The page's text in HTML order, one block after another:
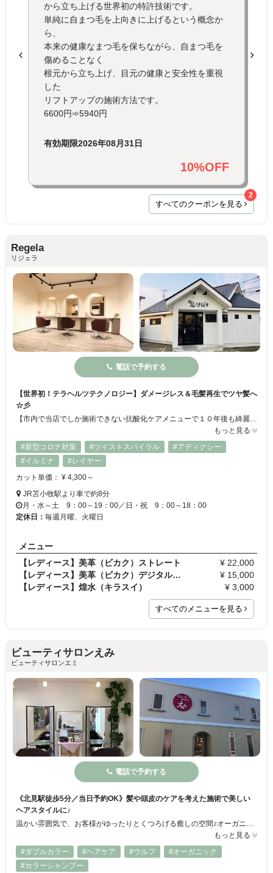
から立ち上げる世界初の特許技術です。
単純に自まつ毛を上向きに上げるという概念か
ら、
本来の健康なまつ毛を保ちながら、自まつ毛を
傷めることなく
根元から立ち上げ、目元の健康と安全性を重視
した
リフトアップの施術方法です。
6600円➾5940円
有効期限2026年08月31日
10%OFF
すべてのクーポンを見る
2
Regela
リジェラ
電話で予約する
【世界初！テラヘルツテクノロジー】ダメージレス＆毛髪再生でツヤ髪へ
☆彡
もっと見る
#新型コロナ対策
#ツイストスパイラル
#アディクシー
#イルミナ
#レイヤー
カット単価： ¥ 4,300～
JR苫小牧駅より車で約8分
月・水～土 9：00～19：00／日・祝 9：00～18：00
定休日： 毎週月曜、火曜日
メニュー
【レディース】美革（ビカク）ストレート
¥ 22,000
【レディース】美革（ビカク）デジタルパーマ
¥ 15,000
【レディース】煌水（キラスイ）
¥ 3,000
すべてのメニューを見る
ビューティサロンえみ
ビューティサロンエミ
電話で予約する
《北見駅徒歩5分／当日予約OK》髪や頭皮のケアを考えた施術で美しい
ヘアスタイルに♪
温かい雰囲気で、お客様がゆったりとくつろげる癒しの空間♪オーガニックの知識をしっかり学んだスタッフが在籍◇ クセ毛や髪のダメージ、頭皮ケアのお悩みなどお気軽にご相談下さい！ご新規様限定のお得なクーポンもご用意☆カット・カラー・パーマはもちろん、育毛効果が見込める頭皮ケアセット、アロマクリームスパも好評です！北見市・北見駅近く◇広い駐車場完備でお車でのご来店もOK◎
もっと見る
#ダブルカラー
#ヘアケア #ウルフ
#オーガニック
#カラーシャンプー